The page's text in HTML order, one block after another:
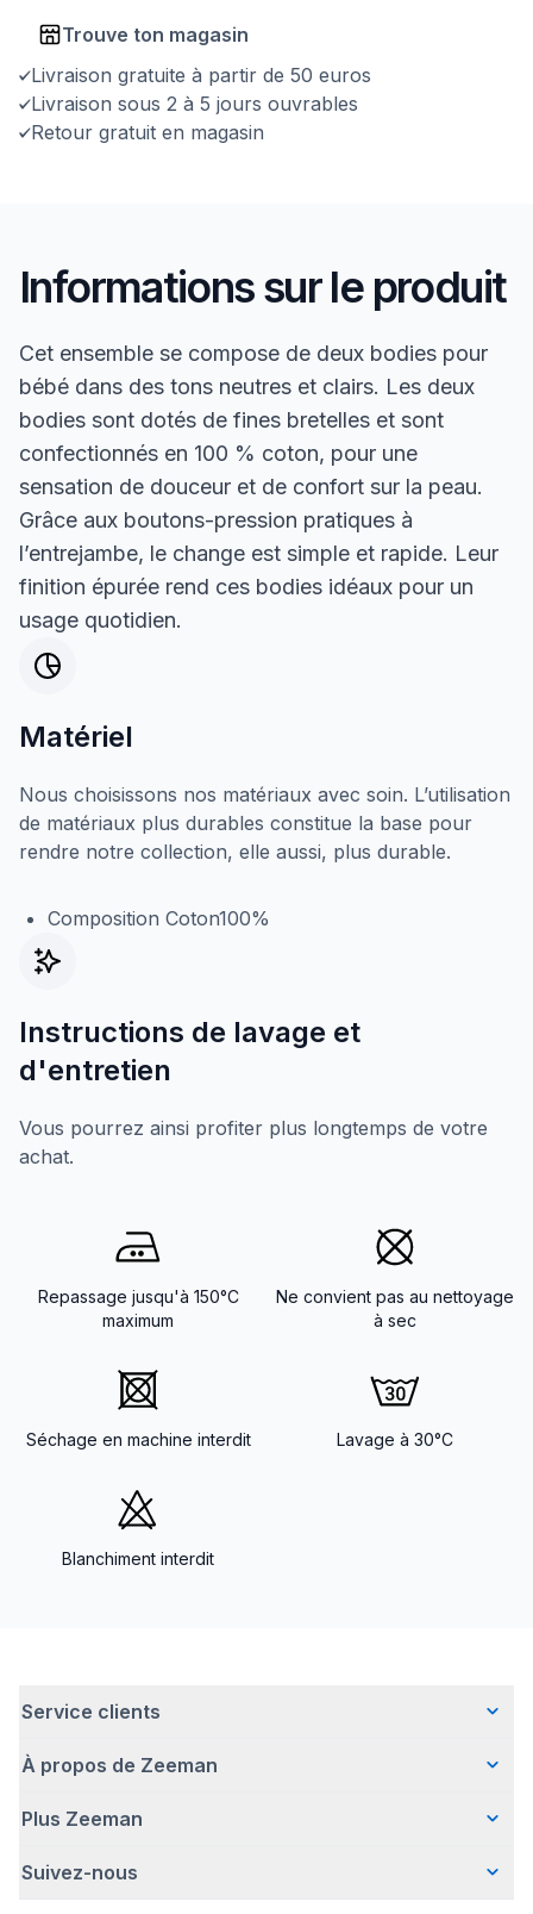
Trouve ton magasin
Livraison gratuite à partir de 50 euros
Livraison sous 2 à 5 jours ouvrables
Retour gratuit en magasin
Informations sur le produit
Cet ensemble se compose de deux bodies pour
bébé dans des tons neutres et clairs. Les deux
bodies sont dotés de fines bretelles et sont
confectionnés en 100 % coton, pour une
sensation de douceur et de confort sur la peau.
Grâce aux boutons-pression pratiques à
l’entrejambe, le change est simple et rapide. Leur
finition épurée rend ces bodies idéaux pour un
usage quotidien.
Matériel
Nous choisissons nos matériaux avec soin. L’utilisation
de matériaux plus durables constitue la base pour
rendre notre collection, elle aussi, plus durable.
Composition Coton100%
Instructions de lavage et
d'entretien
Vous pourrez ainsi profiter plus longtemps de votre
achat.
Repassage jusqu'à 150°C
maximum
Ne convient pas au nettoyage
à sec
Séchage en machine interdit Lavage à 30°C
Blanchiment interdit
Service clients
Questions fréquentes
Livraison
Retour d'articles
À propos de Zeeman
Qui sommes-nous ?
Une entreprise responsable
Plus Zeeman
Communiqué de presse
Suivez-nous